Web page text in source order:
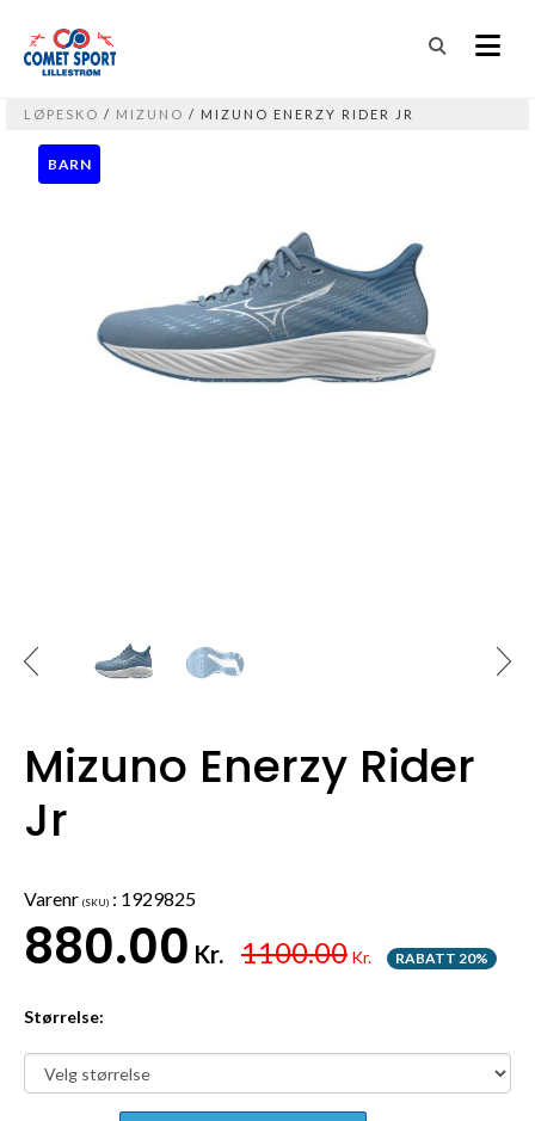
LØPESKO / MIZUNO / MIZUNO ENERZY RIDER JR
BARN
Mizuno Enerzy Rider
Jr
Varenr (SKU) : 1929825
880.00 Kr. 1100.00 Kr. RABATT 20%
Størrelse: